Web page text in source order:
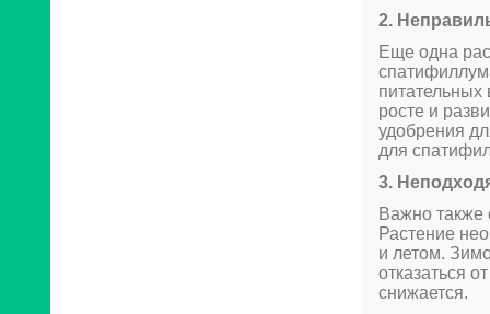
2.
Еще одна
питательных
росте и
удобрения
для
3.
Важно также
Растение
и летом.
отказаться
снижается.